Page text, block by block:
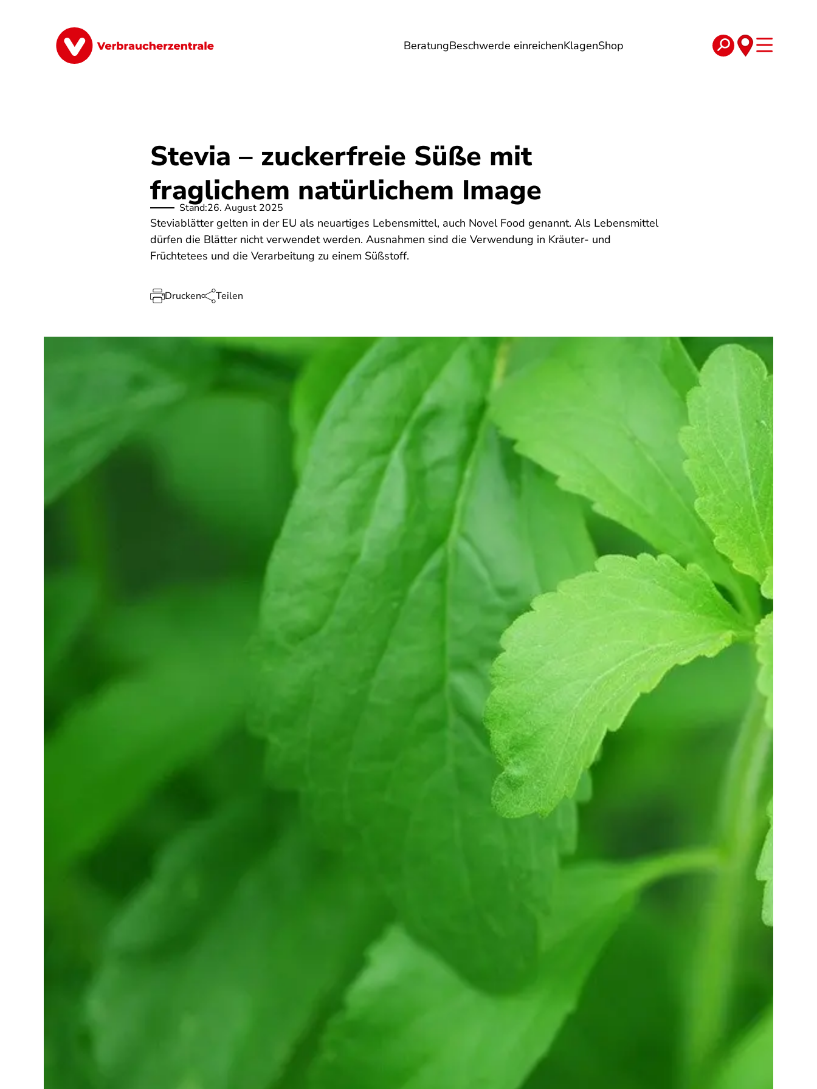
BeratungBeschwerde einreichenKlagenShop
Finanzen Digitales Lebensmittel Gesundheit Energie Reise Verträge
Stevia – zuckerfreie Süße mit
fraglichem natürlichem Image
Stand:26. August 2025
Steviablätter gelten in der EU als neuartiges Lebensmittel, auch Novel Food genannt. Als Lebensmittel
dürfen die Blätter nicht verwendet werden. Ausnahmen sind die Verwendung in Kräuter- und
Früchtetees und die Verarbeitung zu einem Süßstoff.
Drucken Teilen